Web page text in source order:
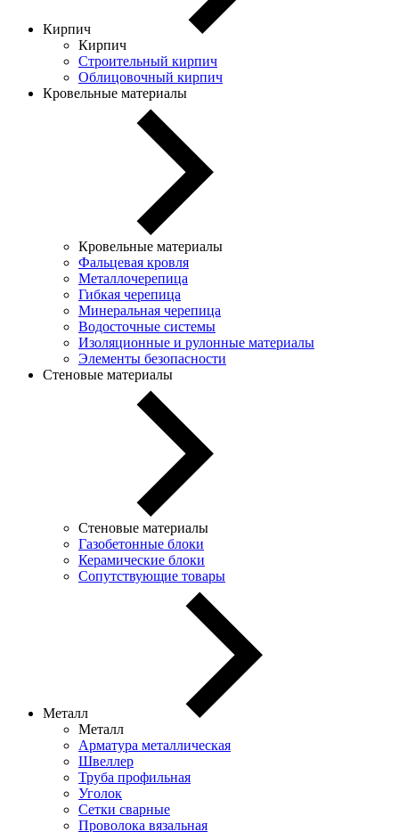
Кирпич
Кирпич
Строительный кирпич
Облицовочный кирпич
Кровельные материалы
Кровельные материалы
Фальцевая кровля
Металлочерепица
Гибкая черепица
Минеральная черепица
Водосточные системы
Изоляционные и рулонные материалы
Элементы безопасности
Стеновые материалы
Стеновые материалы
Газобетонные блоки
Керамические блоки
Сопутствующие товары
Металл
Металл
Арматура металлическая
Швеллер
Труба профильная
Уголок
Сетки сварные
Проволока вязальная